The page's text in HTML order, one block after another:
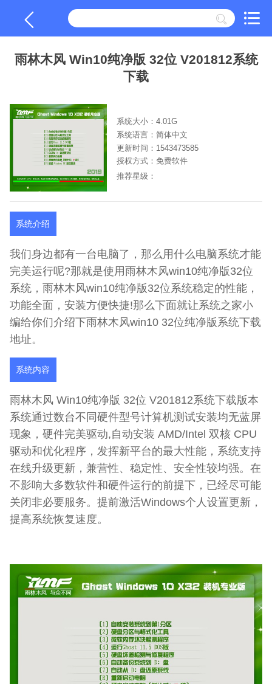
雨林木风 Win10纯净版 32位 V201812系统
下载
系统大小：4.01G
系统语言：简体中文
更新时间：1543473585
授权方式：免费软件
推荐星级：
系统介绍
我们身边都有一台电脑了，那么用什么电脑系统才能
完美运行呢?那就是使用雨林木风win10纯净版32位
系统，雨林木风win10纯净版32位系统稳定的性能，
功能全面，安装方便快捷!那么下面就让系统之家小
编给你们介绍下雨林木风win10 32位纯净版系统下载
地址。
系统内容
雨林木风 Win10纯净版 32位 V201812系统下载版本
系统通过数台不同硬件型号计算机测试安装均无蓝屏
现象，硬件完美驱动,自动安装 AMD/Intel 双核 CPU
驱动和优化程序，发挥新平台的最大性能，系统支持
在线升级更新，兼营性、稳定性、安全性较均强。在
不影响大多数软件和硬件运行的前提下，已经尽可能
关闭非必要服务。提前激活Windows个人设置更新，
提高系统恢复速度。